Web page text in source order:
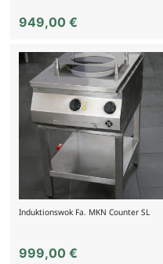
949,00 €
Induktionswok Fa. MKN Counter SL
999,00 €